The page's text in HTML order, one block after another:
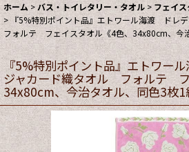
ホーム > バス・トイレタリー・タオル >フェイ
> 『5%特別ポイント品』エトワール海渡 ドレ
フォルテ フェイスタオル《4色、34x80cm、今
『5%特別ポイント品』エトワ
ジャカード織タオル フォルテ フ
34x80cm、今治タオル、同色3枚1